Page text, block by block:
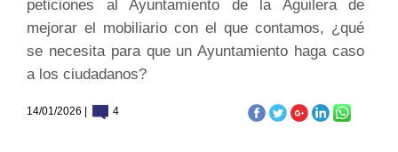
peticiones al Ayuntamiento de la Aguilera de
mejorar el mobiliario con el que contamos, ¿qué
se necesita para que un Ayuntamiento haga caso
a los ciudadanos?
14/01/2026 | 4